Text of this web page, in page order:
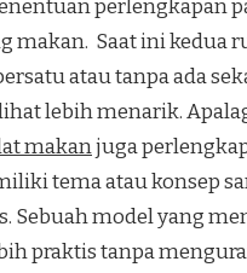
perlengkapan
makan. Saat ini kedua
atau tanpa ada
lebih menarik.
makanjuga
tema atau konsep
Sebuah model yang
praktis tanpa